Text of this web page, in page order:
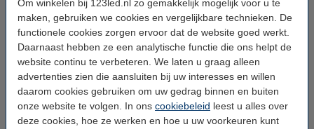
Om winkelen bij 123led.nl zo gemakkelijk mogelijk voor u te
maken, gebruiken we cookies en vergelijkbare technieken. De
functionele cookies zorgen ervoor dat de website goed werkt.
Daarnaast hebben ze een analytische functie die ons helpt de
website continu te verbeteren. We laten u graag alleen
advertenties zien die aansluiten bij uw interesses en willen
daarom cookies gebruiken om uw gedrag binnen en buiten
onze website te volgen. In ons cookiebeleid leest u alles over
deze cookies, hoe ze werken en hoe u uw voorkeuren kunt
Vragen over af- en aansnijdende dimmers?
Bel0294-787125
klantenservice@123led.nl
Op werkdagen van
9.00 tot 22.00 uur
Binnen 1 werkdag antwoord